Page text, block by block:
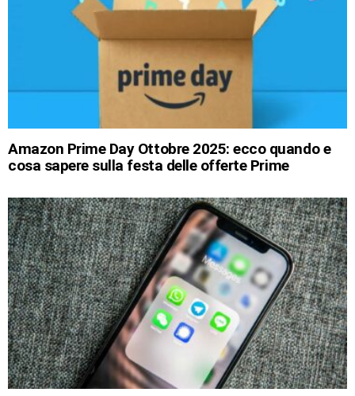
Amazon Prime Day Ottobre 2025: ecco quando e
cosa sapere sulla festa delle offerte Prime